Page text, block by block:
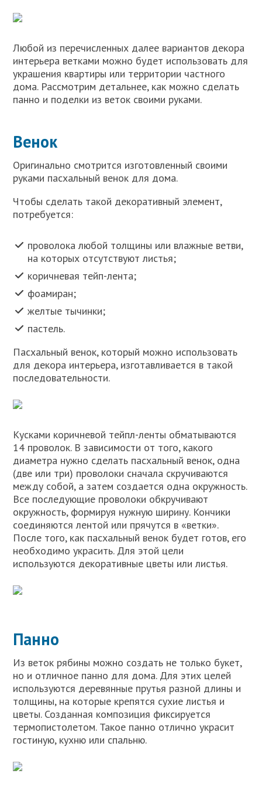
Любой из перечисленных далее вариантов декора
интерьера ветками можно будет использовать для
украшения квартиры или территории частного
дома. Рассмотрим детальнее, как можно сделать
панно и поделки из веток своими руками.
Венок
Оригинально смотрится изготовленный своими
руками пасхальный венок для дома.
Чтобы сделать такой декоративный элемент,
потребуется:
проволока любой толщины или влажные ветви,
на которых отсутствуют листья;
коричневая тейп-лента;
фоамиран;
желтые тычинки;
пастель.
Пасхальный венок, который можно использовать
для декора интерьера, изготавливается в такой
последовательности.
Кусками коричневой тейпл-ленты обматываются
14 проволок. В зависимости от того, какого
диаметра нужно сделать пасхальный венок, одна
(две или три) проволоки сначала скручиваются
между собой, а затем создается одна окружность.
Все последующие проволоки обкручивают
окружность, формируя нужную ширину. Кончики
соединяются лентой или прячутся в «ветки».
После того, как пасхальный венок будет готов, его
необходимо украсить. Для этой цели
используются декоративные цветы или листья.
Панно
Из веток рябины можно создать не только букет,
но и отличное панно для дома. Для этих целей
используются деревянные прутья разной длины и
толщины, на которые крепятся сухие листья и
цветы. Созданная композиция фиксируется
термопистолетом. Такое панно отлично украсит
гостиную, кухню или спальню.